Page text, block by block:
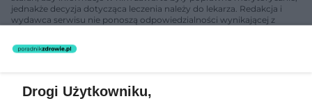
jednakże decyzja dotycząca leczenia należy do lekarza. Redakcja i
wydawca serwisu nie ponoszą odpowiedzialności wynikającej z
świadczeń zdrowotnych w rozumieniu art. 3 ust 1 ustawy o
Drogi Użytkowniku,